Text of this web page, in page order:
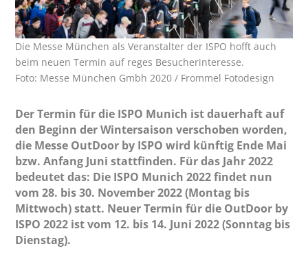
Die Messe München als Veranstalter der ISPO hofft auch
beim neuen Termin auf reges Besucherinteresse.
Foto: Messe München Gmbh 2020 / Frommel Fotodesign
Der Termin für die ISPO Munich ist dauerhaft auf
den Beginn der Wintersaison verschoben worden,
die Messe OutDoor by ISPO wird künftig Ende Mai
bzw. Anfang Juni stattfinden. Für das Jahr 2022
bedeutet das: Die ISPO Munich 2022 findet nun
vom 28. bis 30. November 2022 (Montag bis
Mittwoch) statt. Neuer Termin für die OutDoor by
ISPO 2022 ist vom 12. bis 14. Juni 2022 (Sonntag bis
Dienstag).